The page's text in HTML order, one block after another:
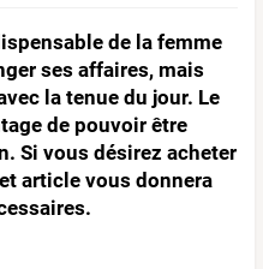
de la femme
ses affaires, mais
la tenue du jour. Le
de pouvoir être
Si vous désirez acheter
article vous donnera